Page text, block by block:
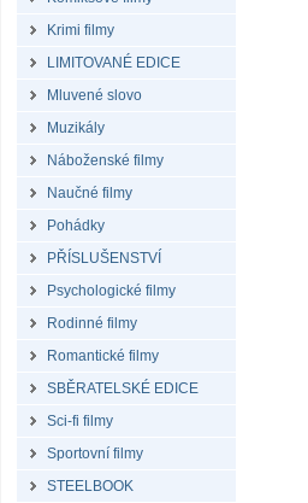
Krimi filmy
LIMITOVANÉ EDICE
Mluvené slovo
Muzikály
Náboženské filmy
Naučné filmy
Pohádky
PŘÍSLUŠENSTVÍ
Psychologické filmy
Rodinné filmy
Romantické filmy
SBĚRATELSKÉ EDICE
Sci-fi filmy
Sportovní filmy
STEELBOOK